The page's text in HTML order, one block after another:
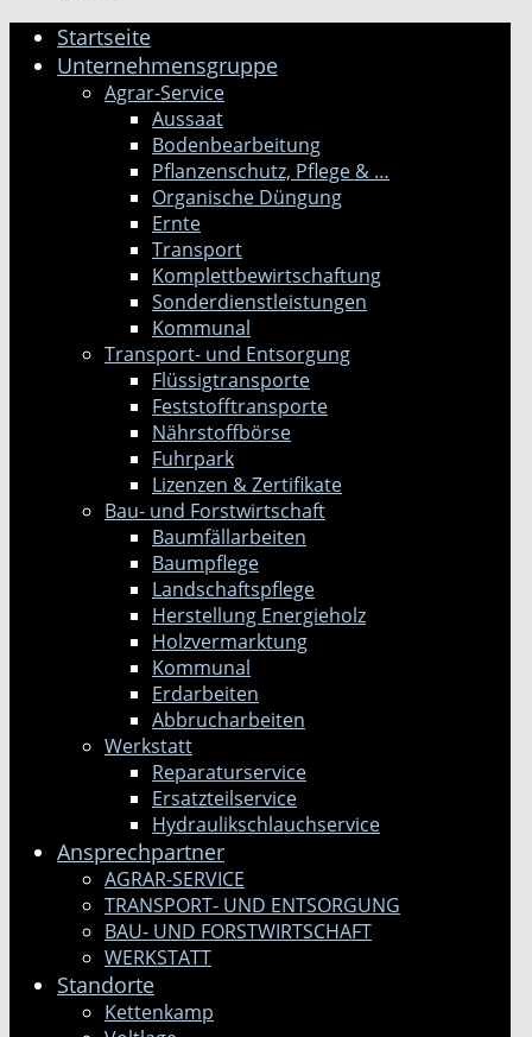
Startseite
Unternehmensgruppe
Agrar-Service
Aussaat
Bodenbearbeitung
Pflanzenschutz, Pflege & …
Organische Düngung
Ernte
Transport
Komplettbewirtschaftung
Sonderdienstleistungen
Kommunal
Transport- und Entsorgung
Flüssigtransporte
Feststofftransporte
Nährstoffbörse
Fuhrpark
Lizenzen & Zertifikate
Bau- und Forstwirtschaft
Baumfällarbeiten
Baumpflege
Landschaftspflege
Herstellung Energieholz
Holzvermarktung
Kommunal
Erdarbeiten
Abbrucharbeiten
Werkstatt
Reparaturservice
Ersatzteilservice
Hydraulikschlauchservice
Ansprechpartner
AGRAR-SERVICE
TRANSPORT- UND ENTSORGUNG
BAU- UND FORSTWIRTSCHAFT
WERKSTATT
Standorte
Kettenkamp